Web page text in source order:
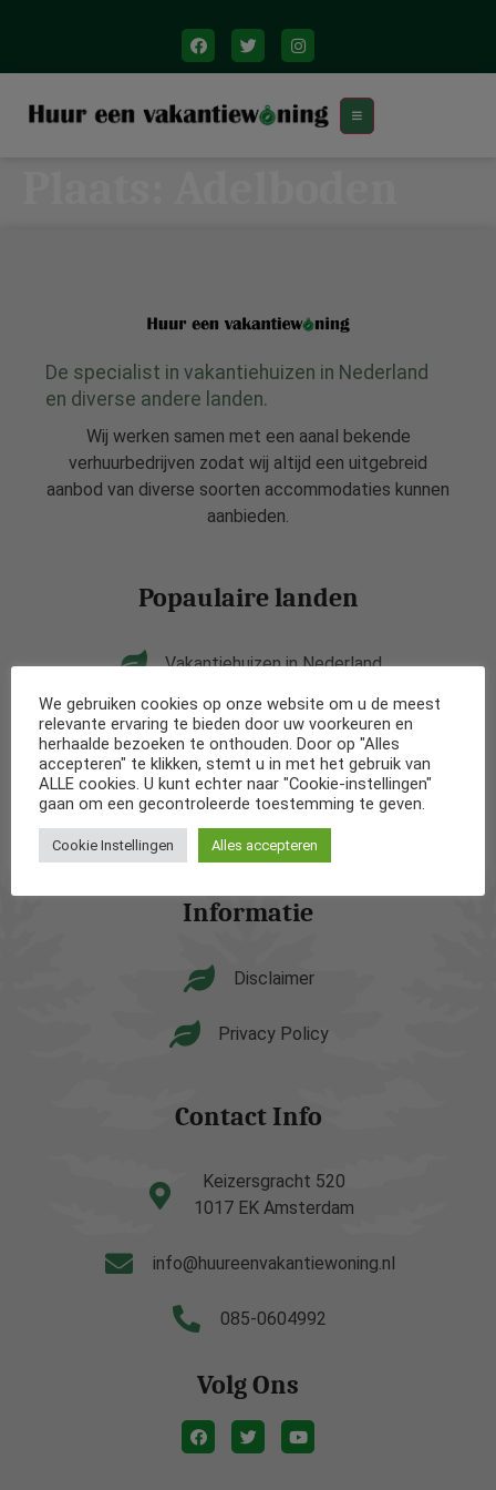
De specialist in vakantiehuizen in Nederland
en diverse andere landen.
Wij werken samen met een aanal bekende
verhuurbedrijven zodat wij altijd een uitgebreid
aanbod van diverse soorten accommodaties kunnen
aanbieden.
Popaulaire landen
Vakantiehuizen in Nederland
Vakantiehuizen in België
Vakantiehuizen in Frankrijk
Vakantiehuizen in Spanje
Informatie
Disclaimer
Privacy Policy
Contact Info
Keizersgracht 520
1017 EK Amsterdam
info@huureenvakantiewoning.nl
085-0604992
Volg Ons
We gebruiken cookies op onze website om u de meest
relevante ervaring te bieden door uw voorkeuren en
herhaalde bezoeken te onthouden. Door op "Alles
accepteren" te klikken, stemt u in met het gebruik van
ALLE cookies. U kunt echter naar "Cookie-instellingen"
gaan om een gecontroleerde toestemming te geven.
Cookie Instellingen Alles accepteren